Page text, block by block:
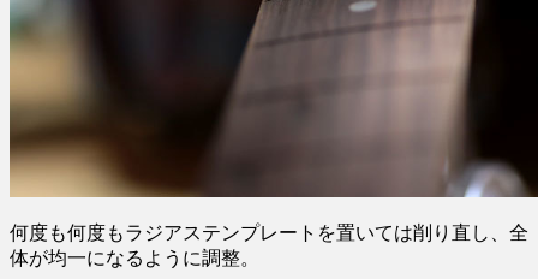
何度も何度もラジアステンプレートを置いては削り直し、全
体が均一になるように調整。